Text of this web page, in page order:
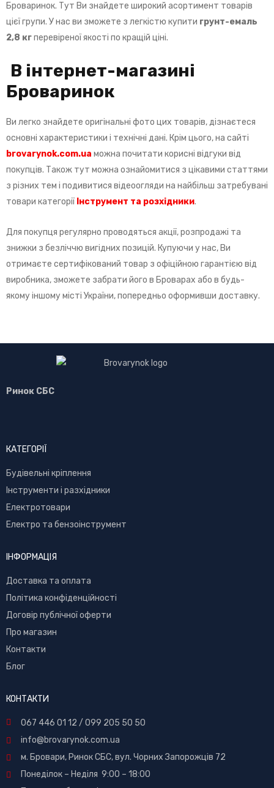
Броваринок. Тут Ви знайдете широкий асортимент товарів
цієї групи. У нас ви зможете з легкістю купити грунт-емаль
2,8 кгперевіреної якості по кращій ціні.
В інтернет-магазині
Броваринок
Ви легко знайдете оригінальні фото цих товарів, дізнаєтеся
основні характеристики і технічні дані. Крім цього, на сайті
brovarynok.com.ua можна почитати корисні відгуки від
покупців. Також тут можна ознайомитися з цікавими статтями
з різних тем і подивитися відеоогляди на найбільш затребувані
товари категорії Інструмент та розхідники.
Для покупця регулярно проводяться акції, розпродажі та
знижки з безліччю вигідних позицій. Купуючи у нас, Ви
отримаєте сертифікований товар з офіційною гарантією від
виробника, зможете забрати його в Броварах або в будь-
якому іншому місті України, попередньо оформивши доставку.
Ринок СБС
КАТЕГОРІЇ
Будівельні кріплення
Інструменти і разхідники
Електротовари
Електро та бензоінструмент
ІНФОРМАЦІЯ
Доставка та оплата
Політика конфіденційності
Договір публічної оферти
Про магазин
Контакти
Блог
КОНТАКТИ
067 446 01 12 / 099 205 50 50
info@brovarynok.com.ua
м. Бровари, Ринок СБС, вул. Чорних Запорожців 72
Понеділок – Неділя 9:00 – 18:00